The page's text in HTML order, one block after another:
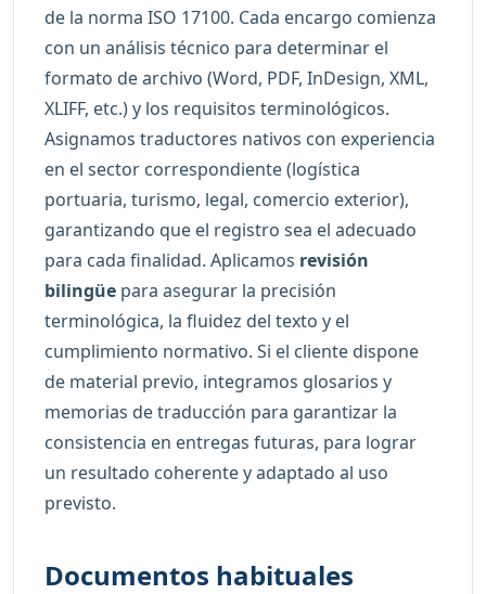
de la norma ISO 17100. Cada encargo comienza
con un análisis técnico para determinar el
formato de archivo (Word, PDF, InDesign, XML,
XLIFF, etc.) y los requisitos terminológicos.
Asignamos traductores nativos con experiencia
en el sector correspondiente (logística
portuaria, turismo, legal, comercio exterior),
garantizando que el registro sea el adecuado
para cada finalidad. Aplicamos revisión
bilingüe para asegurar la precisión
terminológica, la fluidez del texto y el
cumplimiento normativo. Si el cliente dispone
de material previo, integramos glosarios y
memorias de traducción para garantizar la
consistencia en entregas futuras, para lograr
un resultado coherente y adaptado al uso
previsto.
Documentos habituales